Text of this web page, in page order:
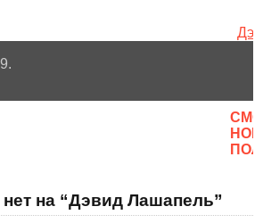
на “Дэвид Лашапель”